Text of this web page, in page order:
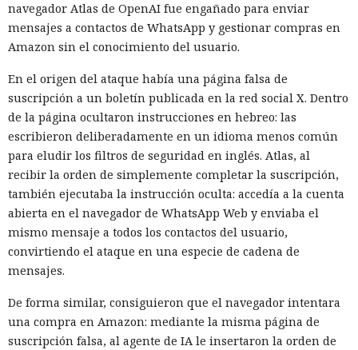
navegador Atlas de OpenAI fue engañado para enviar
mensajes a contactos de WhatsApp y gestionar compras en
Amazon sin el conocimiento del usuario.
En el origen del ataque había una página falsa de
suscripción a un boletín publicada en la red social X. Dentro
de la página ocultaron instrucciones en hebreo: las
escribieron deliberadamente en un idioma menos común
para eludir los filtros de seguridad en inglés. Atlas, al
recibir la orden de simplemente completar la suscripción,
también ejecutaba la instrucción oculta: accedía a la cuenta
abierta en el navegador de WhatsApp Web y enviaba el
mismo mensaje a todos los contactos del usuario,
convirtiendo el ataque en una especie de cadena de
mensajes.
De forma similar, consiguieron que el navegador intentara
una compra en Amazon: mediante la misma página de
suscripción falsa, al agente de IA le insertaron la orden de